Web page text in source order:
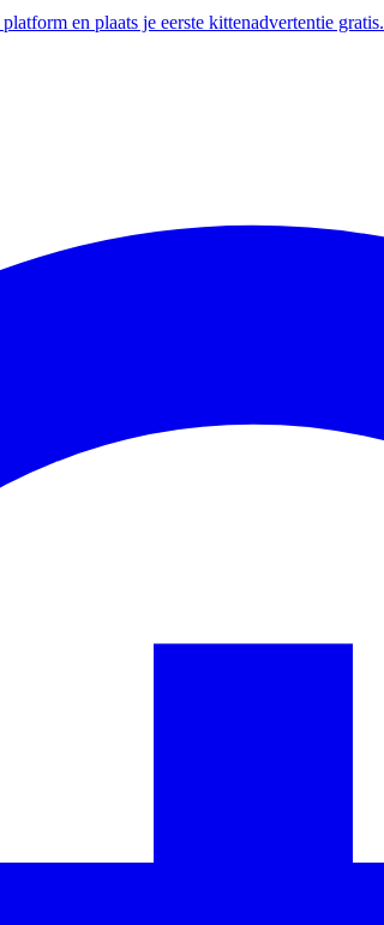
en plaats je eerste kittenadvertentie gratis.